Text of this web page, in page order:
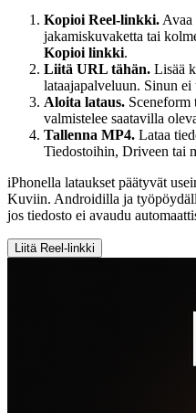
Kopioi Reel-linkki.Avaa
jakamiskuvaketta tai
Kopioi linkki.
Liitä URL tähän. Lisää
lataajapalveluun. Sinun
Aloita lataus.
valmistelee saatavilla
Tallenna MP4. Lataa
Tiedostoihin, Driveen tai
iPhonella lataukset päätyvät
Kuviin. Androidilla ja
jos tiedosto ei avaudu
Liitä Reel-linkki